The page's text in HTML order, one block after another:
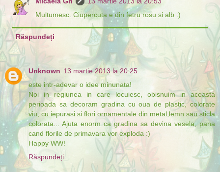
Multumesc. Ciupercuta e din fetru rosu si alb :)
Răspundeți
Unknown 13 martie 2013 la 20:25
este intr-adevar o idee minunata!
Noi in regiunea in care locuiesc, obisnuim in aceasta
perioada sa decoram gradina cu oua de plastic, colorate
viu, cu iepurasi si flori ornamentale din metal,lemn sau sticla
colorata... Ajuta enorm ca gradina sa devina vesela, pana
cand florile de primavara vor exploda :)
Happy WW!
Răspundeți